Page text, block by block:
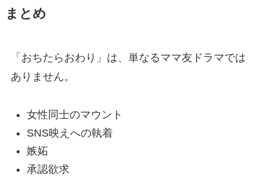
まとめ
「おちたらおわり」は、単なるママ友ドラマでは
ありません。
女性同士のマウント
SNS映えへの執着
嫉妬
承認欲求